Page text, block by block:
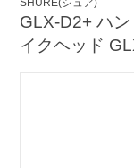
GLX-D2+ ハ
イクヘッド